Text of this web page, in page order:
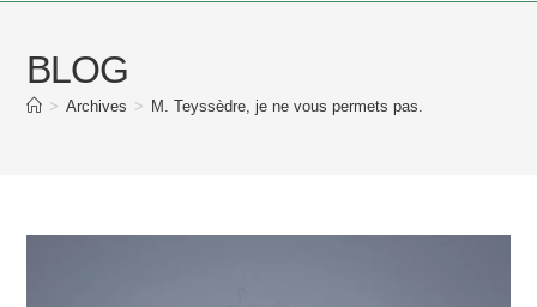
BLOG
> Archives > M. Teyssèdre, je ne vous permets pas.